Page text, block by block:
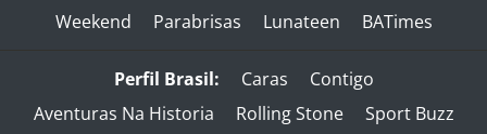
Weekend
Parabrisas Lunateen BATimes
Perfil Brasil: Caras
Contigo
Aventuras Na Historia
Rolling Stone
Sport Buzz